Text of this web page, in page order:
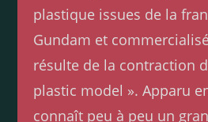
plastique issues de la
Gundam et
résulte de la contraction
plastic model ». Apparu
connaît peu à peu un